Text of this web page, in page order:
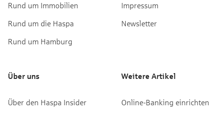
Rund um Immobilien
Rund um die Haspa
Rund um Hamburg
Impressum
Newsletter
Über uns
Über den Haspa Insider
Weitere Artikel
Online-Banking einrichten